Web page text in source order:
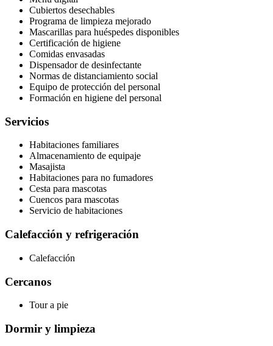
Cubiertos desechables
Programa de limpieza mejorado
Mascarillas para huéspedes disponibles
Certificación de higiene
Comidas envasadas
Dispensador de desinfectante
Normas de distanciamiento social
Equipo de protección del personal
Formación en higiene del personal
Servicios
Habitaciones familiares
Almacenamiento de equipaje
Masajista
Habitaciones para no fumadores
Cesta para mascotas
Cuencos para mascotas
Servicio de habitaciones
Calefacción y refrigeración
Calefacción
Cercanos
Tour a pie
Dormir y limpieza